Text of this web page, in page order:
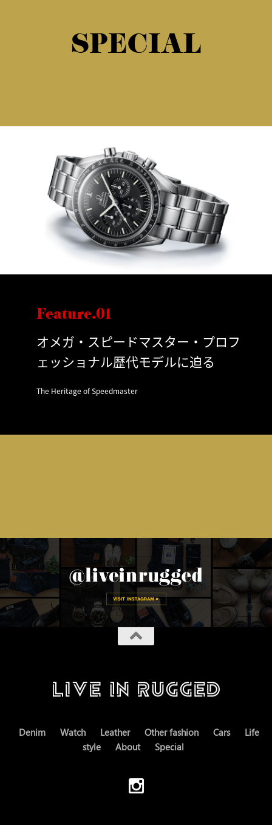
SPECIAL
Feature.01
オメガ・スピードマスター・プロフ
ェッショナル歴代モデルに迫る
The Heritage of Speedmaster
Denim Watch Leather Other fashion Cars
Life
style
About Special